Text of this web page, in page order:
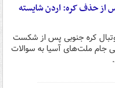
از حذف کره: اردن شایسته
کره جنوبی پس از شکست
جام ملت‌های آسیا به سوالات